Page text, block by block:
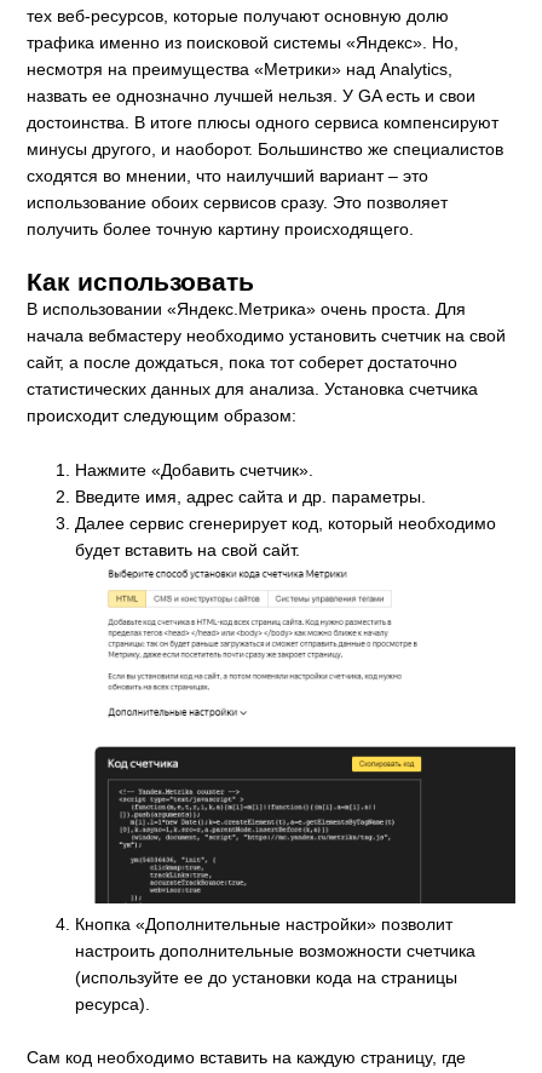
тех веб-ресурсов, которые получают основную долю
трафика именно из поисковой системы «Яндекс». Но,
несмотря на преимущества «Метрики» над Analytics,
назвать ее однозначно лучшей нельзя. У GA есть и свои
достоинства. В итоге плюсы одного сервиса компенсируют
минусы другого, и наоборот. Большинство же специалистов
сходятся во мнении, что наилучший вариант – это
использование обоих сервисов сразу. Это позволяет
получить более точную картину происходящего.
Как использовать
В использовании «Яндекс.Метрика» очень проста. Для
начала вебмастеру необходимо установить счетчик на свой
сайт, а после дождаться, пока тот соберет достаточно
статистических данных для анализа. Установка счетчика
происходит следующим образом:
Нажмите «Добавить счетчик».
Введите имя, адрес сайта и др. параметры.
Далее сервис сгенерирует код, который необходимо
будет вставить на свой сайт.
Кнопка «Дополнительные настройки» позволит
настроить дополнительные возможности счетчика
(используйте ее до установки кода на страницы
ресурса).
Сам код необходимо вставить на каждую страницу, где